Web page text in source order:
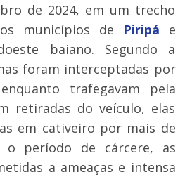
de 2024, em um trecho
municípios de
Piripá e
baiano. Segundo a
foram interceptadas por
trafegavam pela
retiradas do veículo, elas
em cativeiro por mais de
o período de cárcere, as
a ameaças e intensa